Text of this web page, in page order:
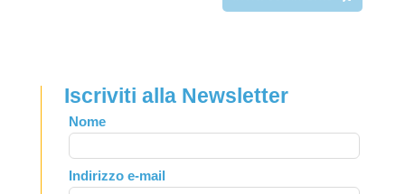
Iscriviti alla Newsletter
Leave
this
field
blank
Nome
Indirizzo e-mail